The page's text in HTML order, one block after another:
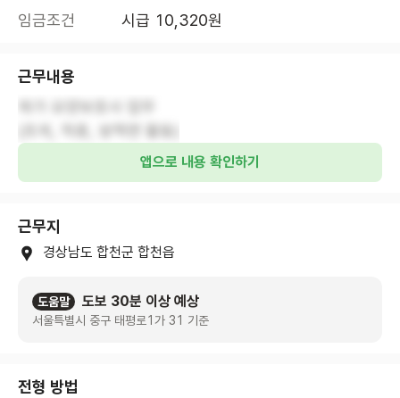
임금조건
시급 10,320원
근무내용
앱으로 내용 확인하기
근무지
경상남도 합천군 합천읍
도움말 도보 30분 이상 예상
서울특별시 중구 태평로1가 31 기준
전형 방법